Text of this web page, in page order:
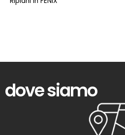
dove siamo